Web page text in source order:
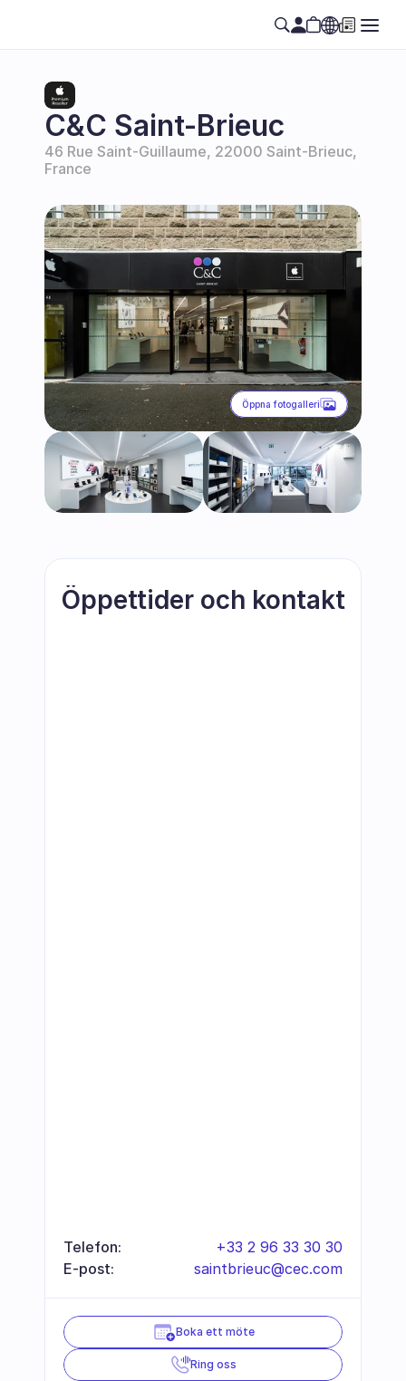
SE
C&C Saint-Brieuc
46 Rue Saint-Guillaume, 22000 Saint-Brieuc,
France
Öppna fotogalleri
Öppettider och kontakt
Telefon:
+33 2 96 33 30 30
E-post:
saintbrieuc@cec.com
Boka ett möte
Ring oss